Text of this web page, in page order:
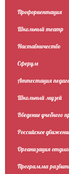
Профориентация
Школьный театр
Наставничество
Сферум
Аттестация
Школьный музей
Введение учебного
Российское
Организация
Программа